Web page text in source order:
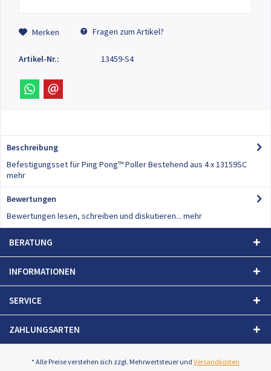
Merken Fragen zum Artikel?
Artikel-Nr.: 13459-S4
Beschreibung
Befestigungsset für Ping Pong™ Poller Bestehend aus 4 x 13159SC
mehr
Bewertungen
Bewertungen lesen, schreiben und diskutieren... mehr
BERATUNG
INFORMATIONEN
SERVICE
ZAHLUNGSARTEN
* Alle Preise verstehen sich zzgl. Mehrwertsteuer und Versandkosten